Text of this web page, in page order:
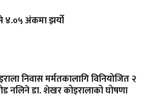
४.०५ अंकमा झर्यो
निवास मर्मतकालागि विनियोजित २
नलिने डा. शेखर कोइरालाको घोषणा